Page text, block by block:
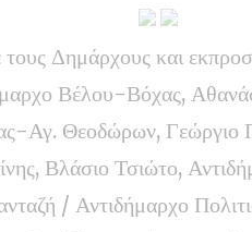
τους Δημάρχους και
Βέλου-Βόχας,
Αγ. Θεοδώρων, Γεώργιο
Βλάσιο Τσιώτο,
/ Αντιδήμαρχο